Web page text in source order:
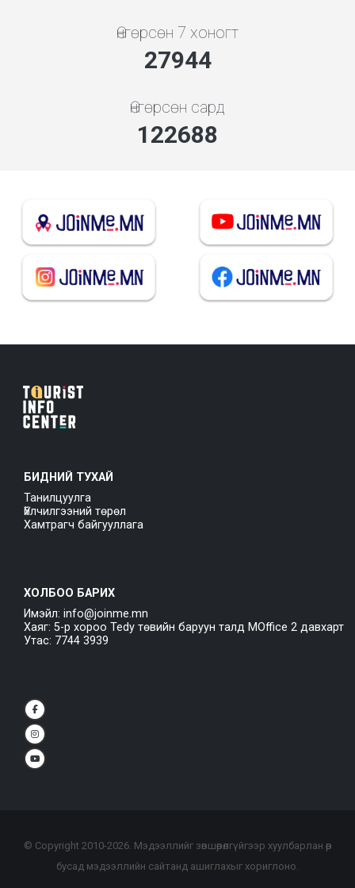
Өнгөрсөн 7 хоногт
30093
Өнгөрсөн сард
132125
БИДНИЙ ТУХАЙ
Танилцуулга
Үйлчилгээний төрөл
Хамтрагч байгууллага
ХОЛБОО БАРИХ
Имэйл: info@joinme.mn
Хаяг: 5-р хороо Tedy төвийн баруун талд MOffice 2 давхарт
Утас: 7744 3939
© Copyright 2010-2026. Мэдээллийг зөвшөөрөлгүйгээр хуулбарлан өөр
бусад мэдээллийн сайтанд ашиглахыг хориглоно.